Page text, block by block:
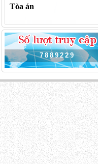
Tòa án
7 8 8 9 2 2 9